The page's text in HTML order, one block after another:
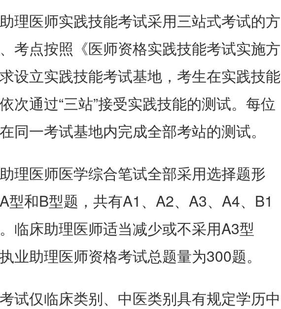
理医师实践技能考试采用三站式考试的方
考点按照《医师资格实践技能考试实施方
设立实践技能考试基地，考生在实践技能
次通过“三站”接受实践技能的测试。每位
同一考试基地内完成全部考站的测试。
理医师医学综合笔试全部采用选择题形
型和B型题，共有A1、A2、A3、A4、B1
临床助理医师适当减少或不采用A3型
业助理医师资格考试总题量为300题。
试仅临床类别、中医类别具有规定学历中